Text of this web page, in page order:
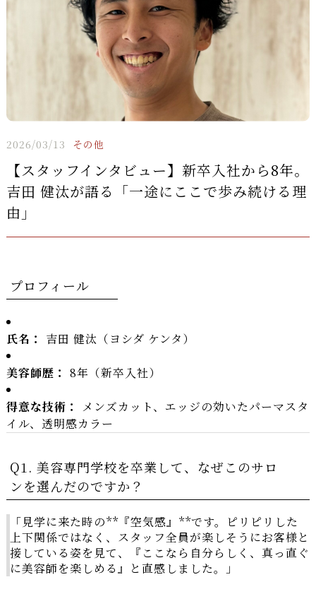
2026/03/13 その他
【スタッフインタビュー】新卒入社から8年。
吉田 健汰が語る「一途にここで歩み続ける理
由」
プロフィール
氏名： 吉田 健汰（ヨシダ ケンタ）
美容師歴： 8年（新卒入社）
得意な技術：
メンズカット、エッジの効いたパーマスタ
イル、透明感カラー
Q1. 美容専門学校を卒業して、なぜこのサロ
ンを選んだのですか？
「見学に来た時の**『空気感』**です。ピリピリした
上下関係ではなく、スタッフ全員が楽しそうにお客様と
接している姿を見て、『ここなら自分らしく、真っ直ぐ
に美容師を楽しめる』と直感しました。」